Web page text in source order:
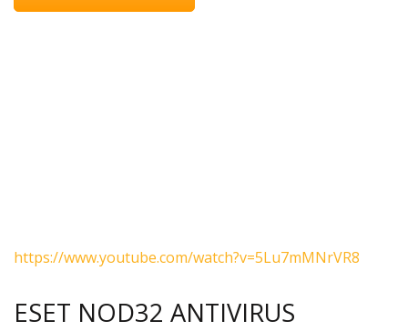
https://www.youtube.com/watch?v=5Lu7mMNrVR8
ESET NOD32 ANTIVIRUS